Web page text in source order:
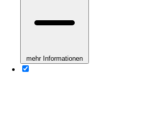
mehr Informationen